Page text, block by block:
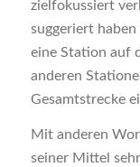
zielfokussiert
suggeriert haben
eine Station auf
anderen
Gesamtstrecke
Mit anderen
seiner Mittel